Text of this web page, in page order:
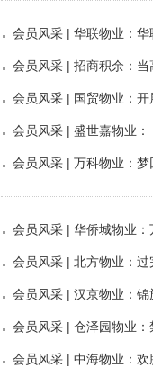
会员风采 | 华联物业：
会员风采 | 招商积余：当
会员风采 | 国贸物业：开
会员风采 | 盛世嘉物业：
会员风采 | 万科物业：梦
会员风采 | 华侨城物业：
会员风采 | 北方物业：过
会员风采 | 汉京物业：
会员风采 | 仓泽园物业
会员风采 | 中海物业：欢